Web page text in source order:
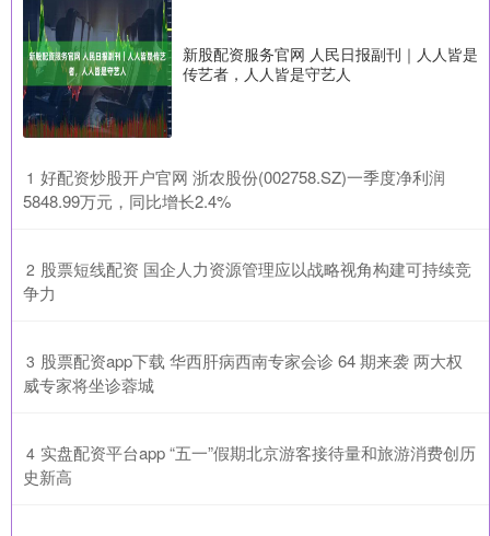
新股配资服务官网 人民日报副刊｜人人皆是
传艺者，人人皆是守艺人
1 ​好配资炒股开户官网 浙农股份(002758.SZ)一季度净利润
5848.99万元，同比增长2.4%
2 ​股票短线配资 国企人力资源管理应以战略视角构建可持续竞
争力
3 ​股票配资app下载 华西肝病西南专家会诊 64 期来袭 两大权
威专家将坐诊蓉城
4 ​实盘配资平台app “五一”假期北京游客接待量和旅游消费创历
史新高